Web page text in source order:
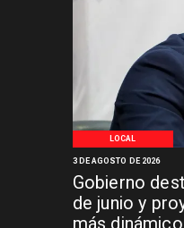
LOCAL
Gobierno
de junio y
más dinámico
3 DE AGOSTO DE 2026